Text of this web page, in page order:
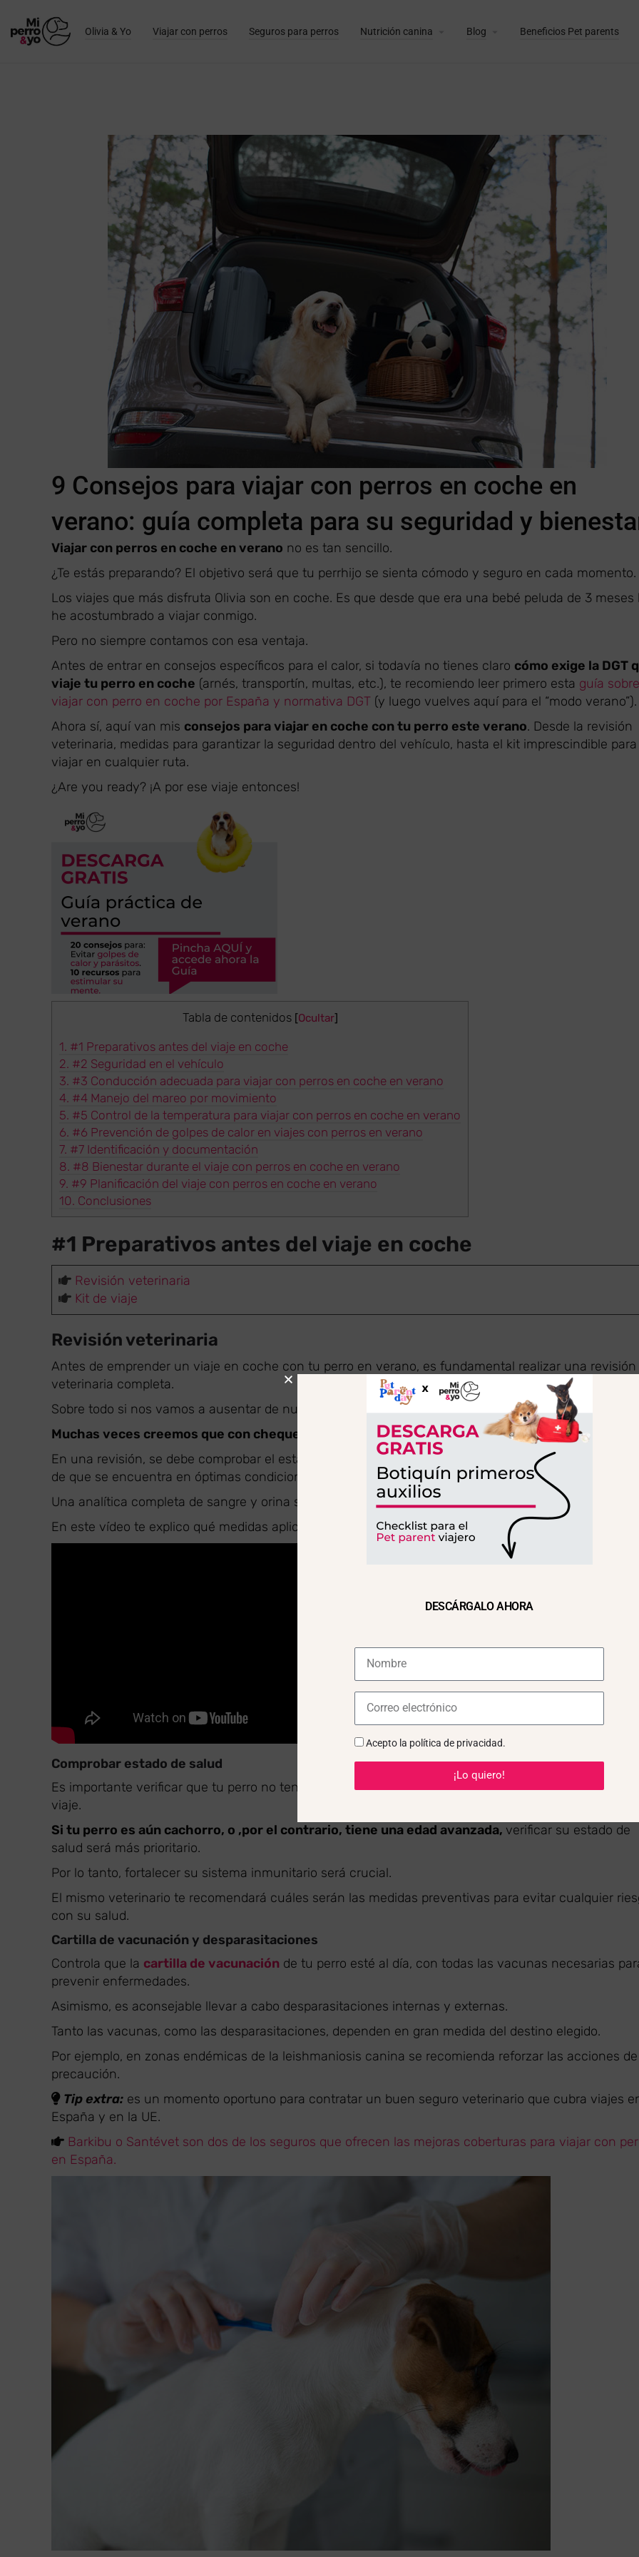
Olivia & Yo Viajar con perros Seguros para perros Nutrición canina Blog Beneficios Pet parents
9 Consejos para viajar con perros en coche en
verano: guía completa para su seguridad y
Viajar con perros en coche en verano no es tan sencillo.
¿Te estás preparando? El objetivo será que tu perrhijo se sienta cómodo y seguro en cada momento.
Los viajes que más disfruta Olivia son en coche. Es que desde que era una bebé peluda de 3 meses
he acostumbrado a viajar conmigo.
Pero no siempre contamos con esa ventaja.
Antes de entrar en consejos específicos para el calor, si todavía no tienes claro cómo exige la DGT
viaje tu perro en coche (arnés, transportín, multas, etc.), te recomiendo leer primero esta guía sobre
viajar con perro en coche por España y normativa DGT (y luego vuelves aquí para el “modo verano”).
Ahora sí, aquí van mis consejos para viajar en coche con tu perro este verano. Desde la revisión
veterinaria, medidas para garantizar la seguridad dentro del vehículo, hasta el kit imprescindible para
viajar en cualquier ruta.
¿Are you ready? ¡A por ese viaje entonces!
Tabla de contenidos [Ocultar]
1. #1 Preparativos antes del viaje en coche
2. #2 Seguridad en el vehículo
3. #3 Conducción adecuada para viajar con perros en coche en verano
4. #4 Manejo del mareo por movimiento
5. #5 Control de la temperatura para viajar con perros en coche en verano
6. #6 Prevención de golpes de calor en viajes con perros en verano
7. #7 Identificación y documentación
8. #8 Bienestar durante el viaje con perros en coche en verano
9. #9 Planificación del viaje con perros en coche en verano
10. Conclusiones
#1 Preparativos antes del viaje en coche
Revisión veterinaria
Kit de viaje
Revisión veterinaria
Antes de emprender un viaje en coche con tu perro en verano, es fundamental realizar una revisión
veterinaria completa.
Sobre todo si nos vamos a ausentar de nuestro hogar durante varios días.
Muchas veces creemos que con chequear vacunas es suficiente. Y la verdad que no es tan así.
En una revisión, se debe comprobar el estado de salud general del animal. De esta manera, te
de que se encuentra en óptimas condiciones para el viaje.
Una analítica completa de sangre y orina son muy recomendables.
En este vídeo te explico qué medidas aplico antes de viajar con Olivia.
Comprobar estado de salud
Es importante verificar que tu perro no tenga ninguna enfermedad o condición que pueda
viaje.
Si tu perro es aún cachorro, o ,por el contrario, tiene una edad avanzada, verificar su estado de
salud será más prioritario.
Por lo tanto, fortalecer su sistema inmunitario será crucial.
El mismo veterinario te recomendará cuáles serán las medidas preventivas para evitar cualquier
con su salud.
Cartilla de vacunación y desparasitaciones
Controla que la cartilla de vacunación de tu perro esté al día, con todas las vacunas necesarias
prevenir enfermedades.
Asimismo, es aconsejable llevar a cabo desparasitaciones internas y externas.
Tanto las vacunas, como las desparasitaciones, dependen en gran medida del destino elegido.
Por ejemplo, en zonas endémicas de la leishmaniosis canina se recomienda reforzar las acciones de
precaución.
Tip extra: es un momento oportuno para contratar un buen seguro veterinario que cubra viajes
España y en la UE.
Barkibu o Santévet son dos de los seguros que ofrecen las mejoras coberturas para viajar con
en España.
DESCÁRGALO AHORA
Acepto la política de privacidad.
¡Lo quiero!